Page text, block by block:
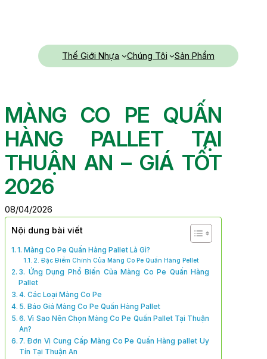
Thế Giới Nhựa Chúng Tôi Sản Phẩm
MÀNG CO PE QUẤN
HÀNG PALLET TẠI
THUẬN AN – GIÁ TỐT
2026
08/04/2026
Nội dung bài viết
1. Màng Co Pe Quấn Hàng Pallet Là Gì?
2. Đặc Điểm Chính Của Màng Co Pe Quấn Hàng Pellet
3. Ứng Dụng Phổ Biến Của Màng Co Pe Quấn Hàng
Pallet
4. Các Loại Màng Co Pe
5. Báo Giá Màng Co Pe Quấn Hàng Pallet
6. Vì Sao Nên Chọn Màng Co Pe Quấn Pallet Tại Thuận
An?
7. Đơn Vị Cung Cấp Màng Co Pe Quấn Hàng pallet Uy
Tín Tại Thuận An